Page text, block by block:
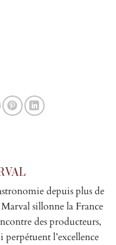
depuis plus de
sillonne la France
des producteurs,
perpétuent l’excellence